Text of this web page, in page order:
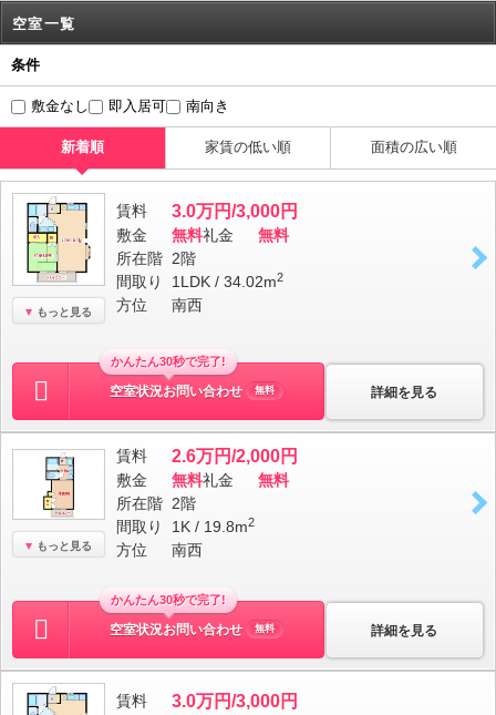
空室一覧
条件
敷金なし 即入居可 南向き
新着順 家賃の低い順 面積の広い順
もっと見る
賃料 3.0万円/3,000円
敷金 無料礼金
無料
所在階 2階
間取り
1LDK / 34.02m2
方位 南西
詳細を見る
かんたん30秒で完了!
空室状況お問い合わせ 無料
もっと見る
賃料 2.6万円/2,000円
敷金 無料礼金
無料
所在階 2階
間取り
1K / 19.8m2
方位 南西
詳細を見る
かんたん30秒で完了!
空室状況お問い合わせ 無料
賃料 3.0万円/3,000円